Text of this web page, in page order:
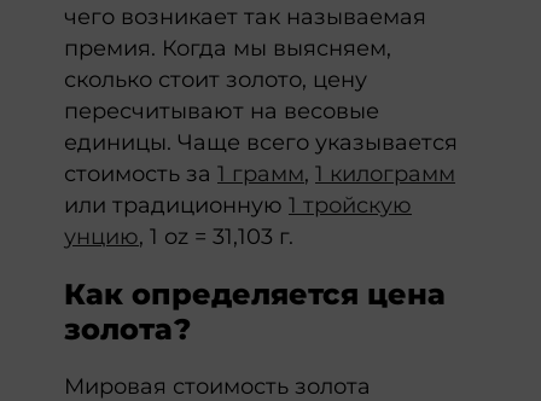
чего возникает так называемая
премия. Когда мы выясняем,
сколько стоит золото, цену
пересчитывают на весовые
единицы. Чаще всего указывается
стоимость за 1 грамм, 1 килограмм
или традиционную 1 тройскую
унцию, 1 oz = 31,103 г.
Как определяется цена
золота?
Мировая стоимость золота